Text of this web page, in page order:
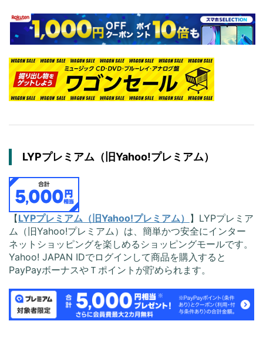
LYPプレミアム（旧Yahoo!プレミアム）
【LYPプレミアム（旧Yahoo!プレミアム） 】LYPプレミア
ム（旧Yahoo!プレミアム）は、簡単かつ安全にインター
ネットショッピングを楽しめるショッピングモールです。
Yahoo! JAPAN IDでログインして商品を購入すると
PayPayボーナスやＴポイントが貯められます。